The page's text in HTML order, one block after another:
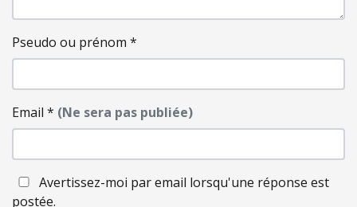
Pseudo ou prénom *
Email * (Ne sera pas publiée)
Avertissez-moi par email lorsqu'une réponse est
postée.